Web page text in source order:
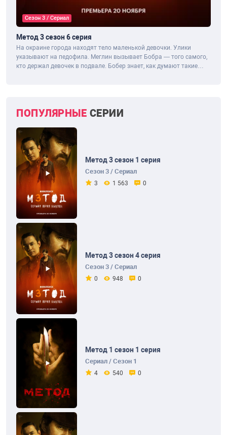
Сезон 3 / Сериал
Метод 3 сезон 6 серия
На окраине города находят тело маленькой девочки. Улики
указывают на педофила. Меглин вызывает Бобра — того самого,
кто держал девочек в подвале. Бобер знает, как думают такие
ПОПУЛЯРНЫЕ СЕРИИ
Метод 3 сезон 1 серия
Сезон 3 / Сериал
3 1 563 0
Метод 3 сезон 4 серия
Сезон 3 / Сериал
0 948 0
Метод 1 сезон 1 серия
Сериал / Сезон 1
4 540 0